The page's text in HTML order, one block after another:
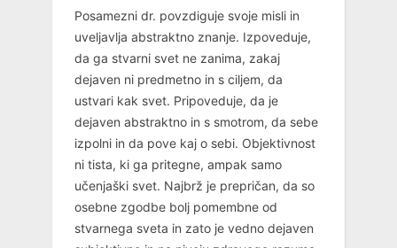
Posamezni dr. povzdiguje svoje misli in
uveljavlja abstraktno znanje. Izpoveduje,
da ga stvarni svet ne zanima, zakaj
dejaven ni predmetno in s ciljem, da
ustvari kak svet. Pripoveduje, da je
dejaven abstraktno in s smotrom, da sebe
izpolni in da pove kaj o sebi. Objektivnost
ni tista, ki ga pritegne, ampak samo
učenjaški svet. Najbrž je prepričan, da so
osebne zgodbe bolj pomembne od
stvarnega sveta in zato je vedno dejaven